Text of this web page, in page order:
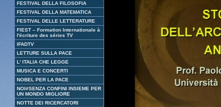
FESTIVAL DELLA FILOSOFIA
FESTIVAL DELLA MATEMATICA
FESTIVAL DELLE LETTERATURE
FIEST – Formation Internationale à
l'écriture des séries TV
IFADTV
LETTURE SULLA PACE
L' ITALIA CHE LEGGE
MUSICA E CONCERTI
NOBEL PER LA PACE
NOI#SENZA CONFINI INSIEME PER
UN MONDO MIGLIORE
NOTTE DEI RICERCATORI